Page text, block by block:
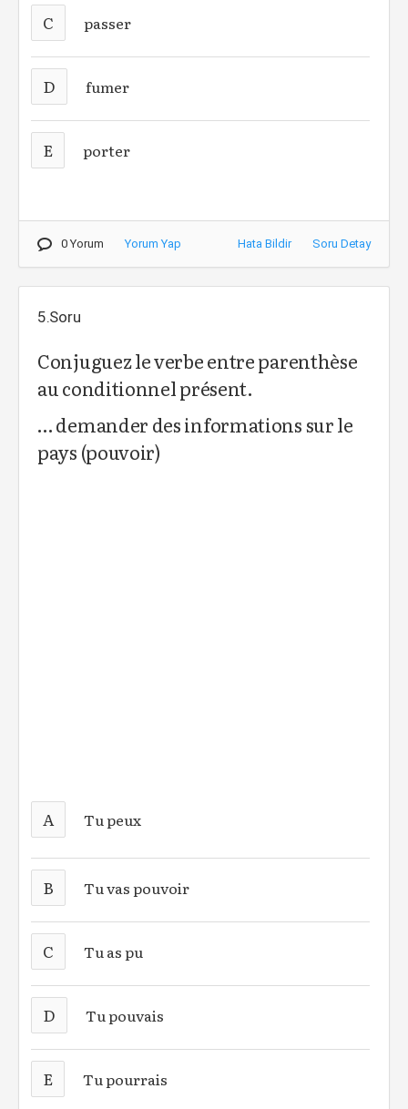
C passer
D fumer
E porter
0 Yorum Yorum Yap Hata Bildir Soru Detay
5.Soru
Conjuguez le verbe entre parenthèse
au conditionnel présent.
… demander des informations sur le
pays (pouvoir)
A Tu peux
B Tu vas pouvoir
C Tu as pu
D Tu pouvais
E Tu pourrais